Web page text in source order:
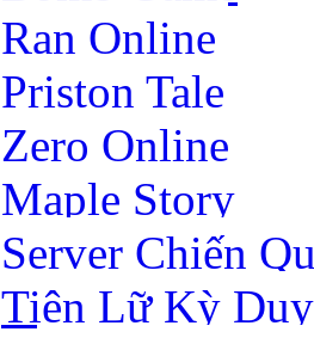
Ran Online
Priston Tale
Zero Online
Maple Story
Server Chiến
Tiên Lữ Kỳ